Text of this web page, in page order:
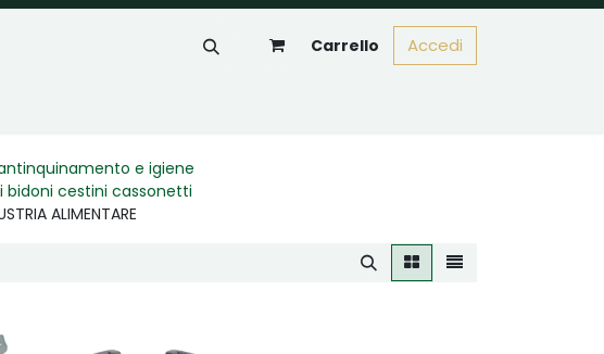
Carrello Accedi
e igiene
bidoni cestini cassonetti
ALIMENTARE